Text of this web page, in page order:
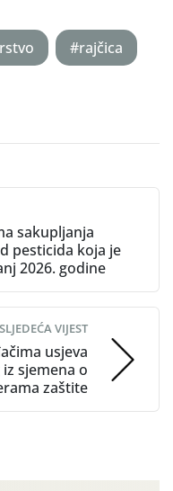
#rajčica
sakupljanja
pesticida koja je
2026. godine
SLJEDEĆA VIJEST
usjeva
sjemena o
zaštite